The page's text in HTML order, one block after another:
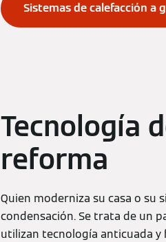
Sistemas de calefacción a
Tecnología
reforma
Quien moderniza su casa o su
condensación. Se trata de un
utilizan tecnología anticuada